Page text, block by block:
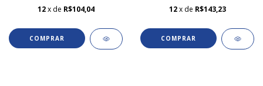
12 x de R$104,04
12 x de R$143,23